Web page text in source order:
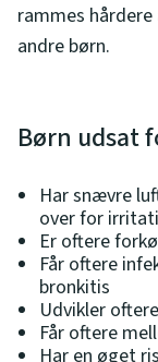
rammes
andre børn.
Børn udsat
Har snævre
over for
Er oftere
Får oftere
bronkitis
Udvikler
Får oftere
Har en øget